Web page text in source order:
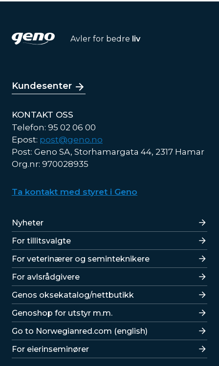
Avler for bedre liv
Kundesenter
KONTAKT OSS
Telefon: 95 02 06 00
Epost: post@geno.no
Post: Geno SA, Storhamargata 44, 2317 Hamar
Org.nr: 970028935
Ta kontakt med styret i Geno
Lenker
Nyheter
For tillitsvalgte
For veterinærer og seminteknikere
For avlsrådgivere
Lenker
Genos oksekatalog/nettbutikk
Genoshop for utstyr m.m.
Go to Norwegianred.com (english)
For eierinseminører